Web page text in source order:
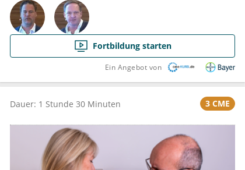
Fortbildung starten
Ein Angebot von
Dauer: 1 Stunde 30 Minuten 3 CME